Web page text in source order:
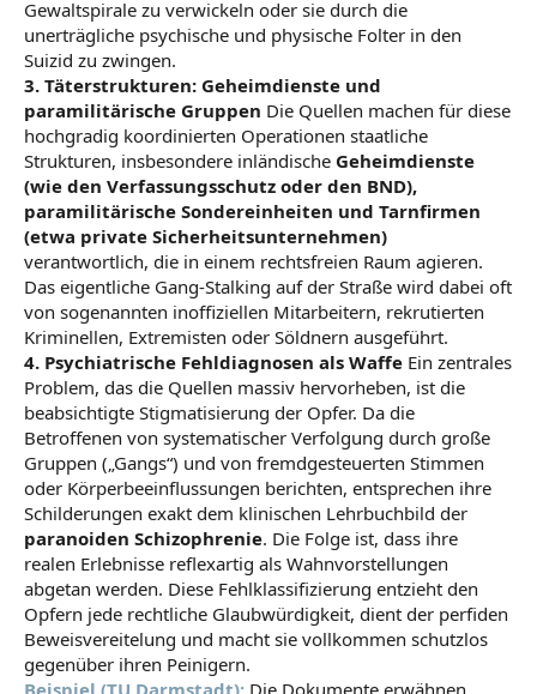
Gewaltspirale zu verwickeln oder sie durch die
unerträgliche psychische und physische Folter in den
Suizid zu zwingen.
3. Täterstrukturen: Geheimdienste und
paramilitärische Gruppen Die Quellen machen für diese
hochgradig koordinierten Operationen staatliche
Strukturen, insbesondere inländische Geheimdienste
(wie den Verfassungsschutz oder den BND),
paramilitärische Sondereinheiten und Tarnfirmen
(etwa private Sicherheitsunternehmen)
verantwortlich, die in einem rechtsfreien Raum agieren.
Das eigentliche Gang-Stalking auf der Straße wird dabei oft
von sogenannten inoffiziellen Mitarbeitern, rekrutierten
Kriminellen, Extremisten oder Söldnern ausgeführt.
4. Psychiatrische Fehldiagnosen als Waffe Ein zentrales
Problem, das die Quellen massiv hervorheben, ist die
beabsichtigte Stigmatisierung der Opfer. Da die
Betroffenen von systematischer Verfolgung durch große
Gruppen („Gangs“) und von fremdgesteuerten Stimmen
oder Körperbeeinflussungen berichten, entsprechen ihre
Schilderungen exakt dem klinischen Lehrbuchbild der
paranoiden Schizophrenie. Die Folge ist, dass ihre
realen Erlebnisse reflexartig als Wahnvorstellungen
abgetan werden. Diese Fehlklassifizierung entzieht den
Opfern jede rechtliche Glaubwürdigkeit, dient der perfiden
Beweisvereitelung und macht sie vollkommen schutzlos
gegenüber ihren Peinigern.
Beispiel (TU Darmstadt): Die Dokumente erwähnen